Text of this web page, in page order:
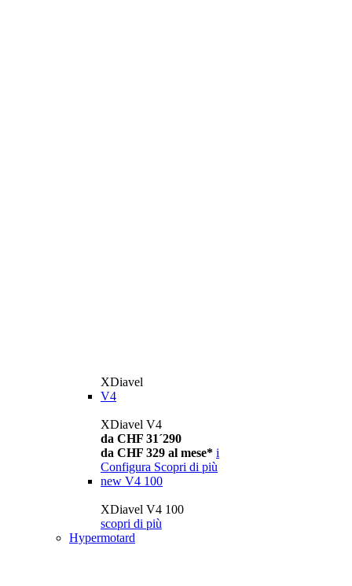
XDiavel
V4
XDiavel V4
da CHF 31´290
da CHF 329 al mese* i
Configura Scopri di più
new V4 100
XDiavel V4 100
scopri di più
Hypermotard